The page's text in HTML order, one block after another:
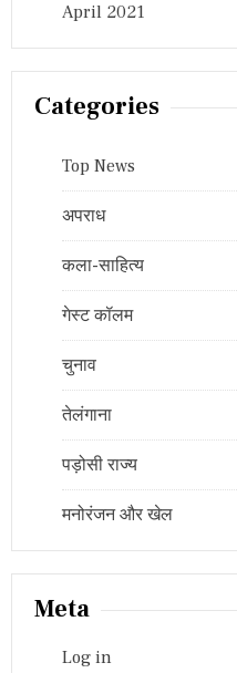
April 2021
Categories
Top News
अपराध
कला-साहित्य
गेस्ट कॉलम
चुनाव
तेलंगाना
पड़ोसी राज्य
मनोरंजन और खेल
Meta
Log in